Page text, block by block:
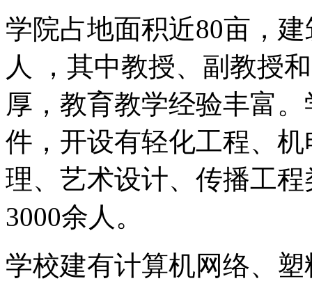
学院占地面积近80亩，
人 ，其中教授、副教授
厚，教育教学经验丰富
件，开设有轻化工程、
理、艺术设计、传播工
3000余人。
学校建有计算机网络、